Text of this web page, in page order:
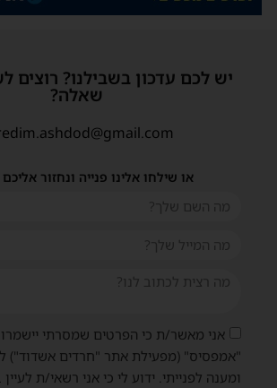
יש לכם עדכון בשבילנו? רוצים
שאלה?
או שילחו אלינו פנייה ונחזור
אני מאשר/ת כי הפרטים שמסרתי
"אמפסיס" (מפעילת אתר "חרדים אשדוד")
ומענה לפנייתי. ידוע לי כי אני רשאי/ת